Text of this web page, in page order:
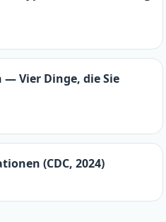
— Vier Dinge, die Sie
(CDC, 2024)